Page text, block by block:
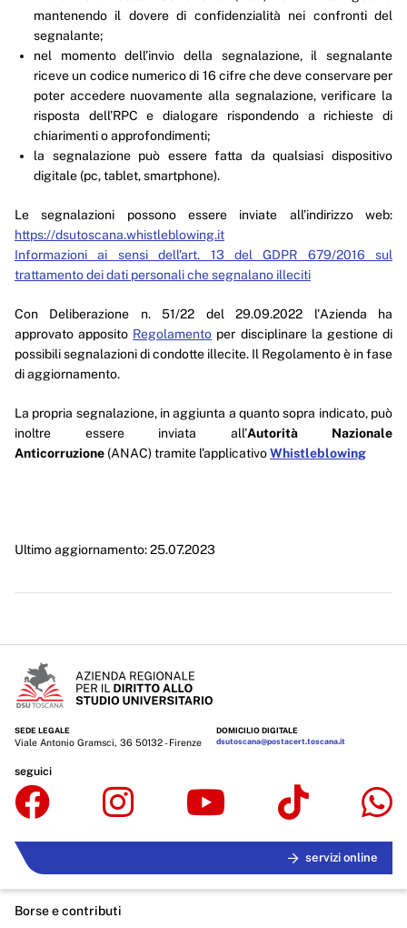
mantenendo il dovere di confidenzialità nei confronti del
segnalante;
nel momento dell’invio della segnalazione, il segnalante
riceve un codice numerico di 16 cifre che deve conservare per
poter accedere nuovamente alla segnalazione, verificare la
risposta dell’RPC e dialogare rispondendo a richieste di
chiarimenti o approfondimenti;
la segnalazione può essere fatta da qualsiasi dispositivo
digitale (pc, tablet, smartphone).
Le segnalazioni possono essere inviate all’indirizzo web:
https://dsutoscana.whistleblowing.it
Informazioni ai sensi dell'art. 13 del GDPR 679/2016 sul
trattamento dei dati personali che segnalano illeciti
Con Deliberazione n. 51/22 del 29.09.2022 l'Azienda ha
approvato apposito Regolamento per disciplinare la gestione di
possibili segnalazioni di condotte illecite. Il Regolamento è in fase
di aggiornamento.
La propria segnalazione, in aggiunta a quanto sopra indicato, può
inoltre essere inviata all’Autorità Nazionale
Anticorruzione (ANAC) tramite l’applicativoWhistleblowing
Ultimo aggiornamento: 25.07.2023
SEDE LEGALE
Viale Antonio Gramsci, 36 50132 - Firenze
DOMICILIO DIGITALE
dsutoscana@postacert.toscana.it
seguici
servizi online
Borse e contributi